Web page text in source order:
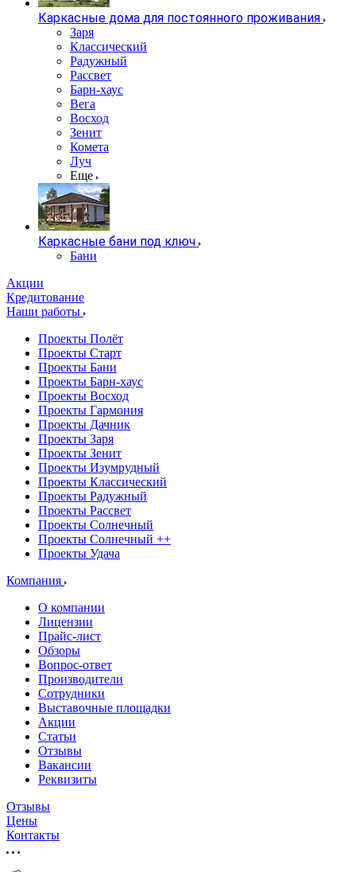
Каркасные дома для постоянного проживания
Заря
Классический
Радужный
Рассвет
Барн-хаус
Вега
Восход
Зенит
Комета
Луч
Еще
Каркасные бани под ключ
Бани
Акции
Кредитование
Наши работы
Проекты Полёт
Проекты Старт
Проекты Бани
Проекты Барн-хаус
Проекты Восход
Проекты Гармония
Проекты Дачник
Проекты Заря
Проекты Зенит
Проекты Изумрудный
Проекты Классический
Проекты Радужный
Проекты Рассвет
Проекты Солнечный
Проекты Солнечный ++
Проекты Удача
Компания
О компании
Лицензии
Прайс-лист
Обзоры
Вопрос-ответ
Производители
Сотрудники
Выставочные площадки
Акции
Статьи
Отзывы
Вакансии
Реквизиты
Отзывы
Цены
Контакты